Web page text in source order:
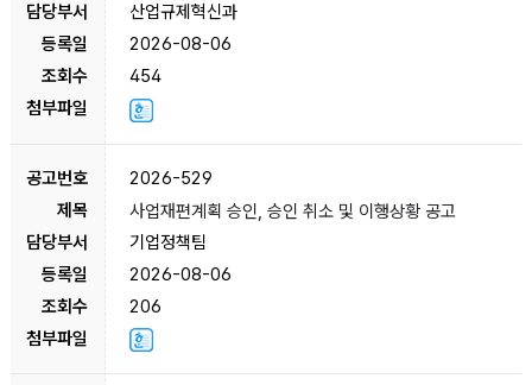
산업규제혁신과
2026-08-06
454
2026-529
사업재편계획 승인, 승인 취소 및 이행상황 공고
기업정책팀
2026-08-06
206